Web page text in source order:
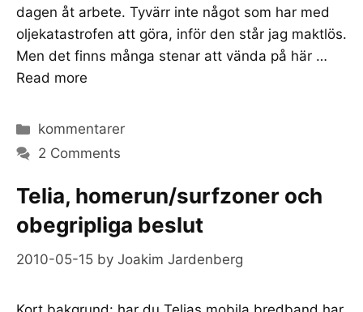
dagen åt arbete. Tyvärr inte något som har med
oljekatastrofen att göra, inför den står jag maktlös.
Men det finns många stenar att vända på här …
Read more
Categories
kommentarer
2 Comments
Telia, homerun/surfzoner och
obegripliga beslut
2010-05-15 by Joakim Jardenberg